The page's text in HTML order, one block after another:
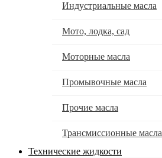
Индустриальные масла
Мото, лодка, сад
Моторные масла
Промывочные масла
Прочие масла
Трансмиссионные масла
Технические жидкости